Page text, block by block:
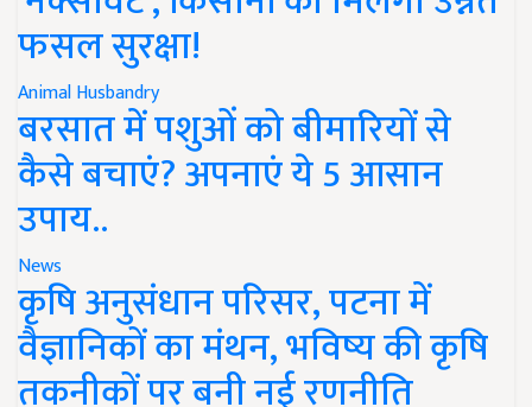
फसल सुरक्षा!
Animal Husbandry
बरसात में पशुओं को बीमारियों से
कैसे बचाएं? अपनाएं ये 5 आसान
उपाय..
News
कृषि अनुसंधान परिसर, पटना में
वैज्ञानिकों का मंथन, भविष्य की कृषि
तकनीकों पर बनी नई रणनीति